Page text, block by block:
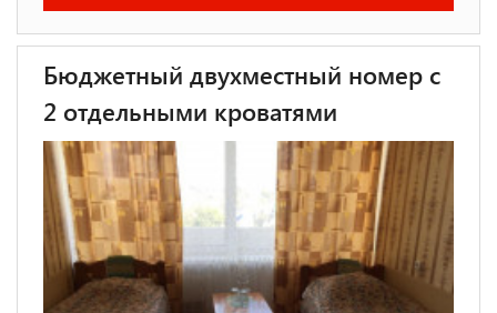
Бюджетный двухместный номер с
2 отдельными кроватями